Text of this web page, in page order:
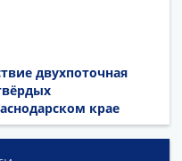
двухпоточная
крае